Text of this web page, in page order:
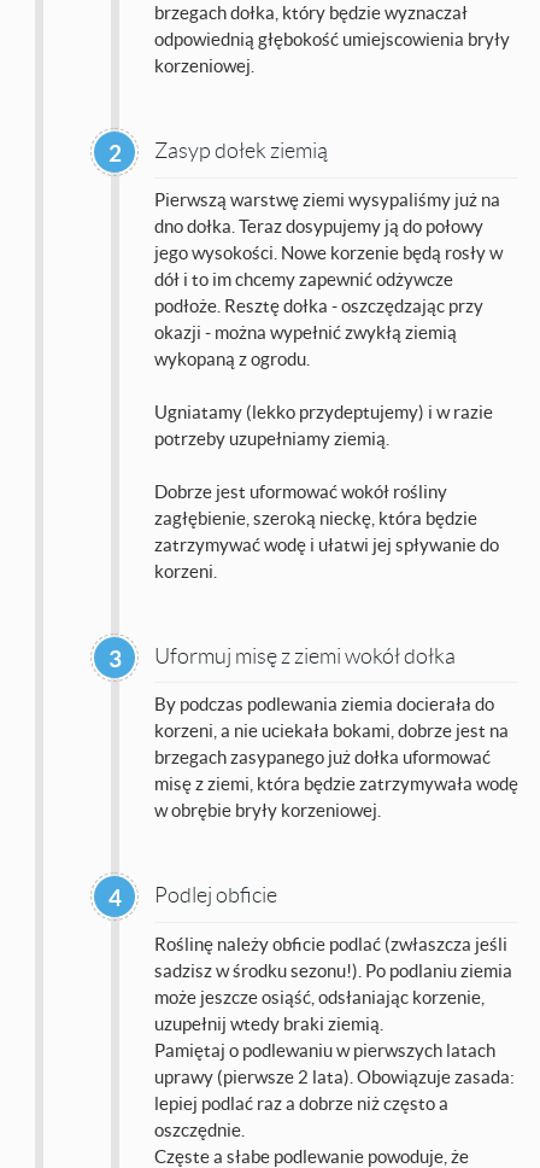
brzegach dołka, który będzie wyznaczał
odpowiednią głębokość umiejscowienia bryły
korzeniowej.
2 Zasyp dołek ziemią
Pierwszą warstwę ziemi wysypaliśmy już na
dno dołka. Teraz dosypujemy ją do połowy
jego wysokości. Nowe korzenie będą rosły w
dół i to im chcemy zapewnić odżywcze
podłoże. Resztę dołka - oszczędzając przy
okazji - można wypełnić zwykłą ziemią
wykopaną z ogrodu.
Ugniatamy (lekko przydeptujemy) i w razie
potrzeby uzupełniamy ziemią.
Dobrze jest uformować wokół rośliny
zagłębienie, szeroką nieckę, która będzie
zatrzymywać wodę i ułatwi jej spływanie do
korzeni.
3 Uformuj misę z ziemi wokół dołka
By podczas podlewania ziemia docierała do
korzeni, a nie uciekała bokami, dobrze jest na
brzegach zasypanego już dołka uformować
misę z ziemi, która będzie zatrzymywała wodę
w obrębie bryły korzeniowej.
4 Podlej obficie
Roślinę należy obficie podlać (zwłaszcza jeśli
sadzisz w środku sezonu!). Po podlaniu ziemia
może jeszcze osiąść, odsłaniając korzenie,
uzupełnij wtedy braki ziemią.
Pamiętaj o podlewaniu w pierwszych latach
uprawy (pierwsze 2 lata). Obowiązuje zasada:
lepiej podlać raz a dobrze niż często a
oszczędnie.
Częste a słabe podlewanie powoduje, że